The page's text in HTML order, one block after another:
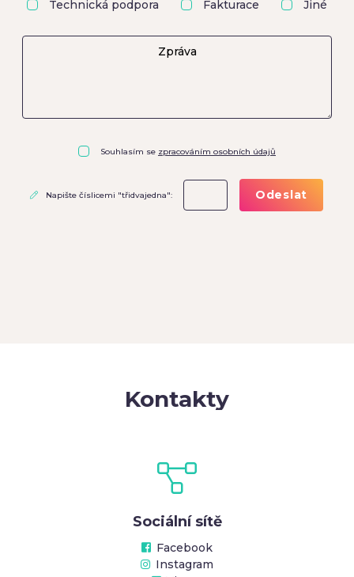
Technická podpora Fakturace Jiné
Souhlasím se zpracováním osobních údajů
Napište číslicemi "třidvajedna": Odeslat
Kontakty
Sociální sítě
Facebook
Instagram